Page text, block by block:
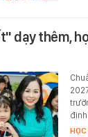
dạy thêm,